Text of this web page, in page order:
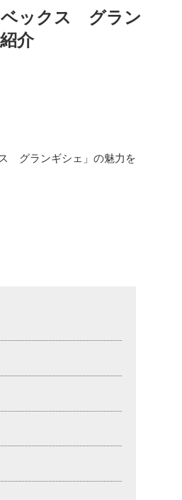
ベックス グラン
介
グランギシェ」の魅力を